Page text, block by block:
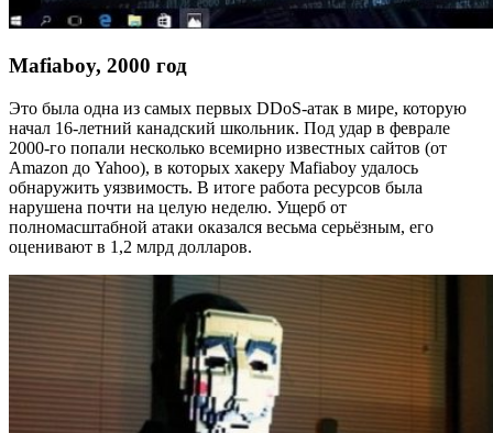
Mafiaboy, 2000 год
Это была одна из самых первых DDoS-атак в мире, которую
начал 16-летний канадский школьник. Под удар в феврале
2000-го попали несколько всемирно известных сайтов (от
Amazon до Yahoo), в которых хакеру Mafiaboy удалось
обнаружить уязвимость. В итоге работа ресурсов была
нарушена почти на целую неделю. Ущерб от
полномасштабной атаки оказался весьма серьёзным, его
оценивают в 1,2 млрд долларов.